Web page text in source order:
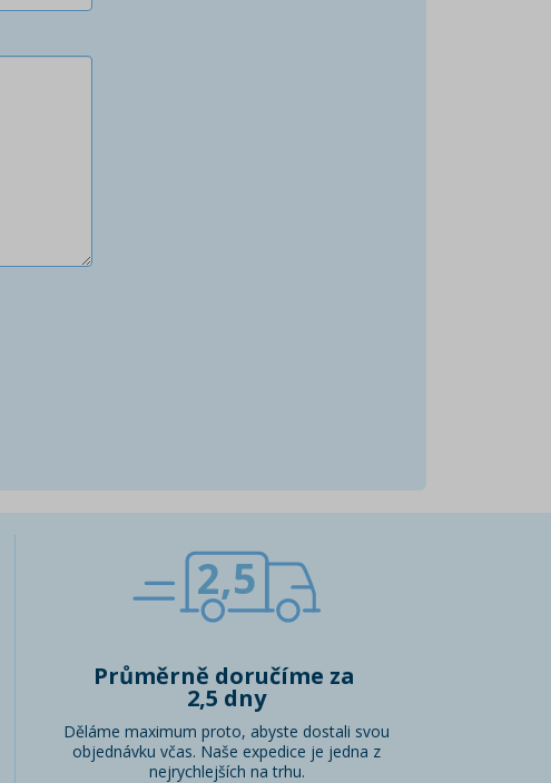
2,5
Průměrně doručíme za
2,5 dny
Děláme maximum proto, abyste dostali svou
objednávku včas. Naše expedice je jedna z
nejrychlejších na trhu.